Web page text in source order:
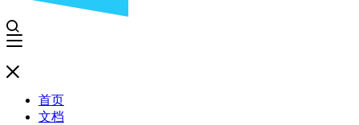
首页
文档